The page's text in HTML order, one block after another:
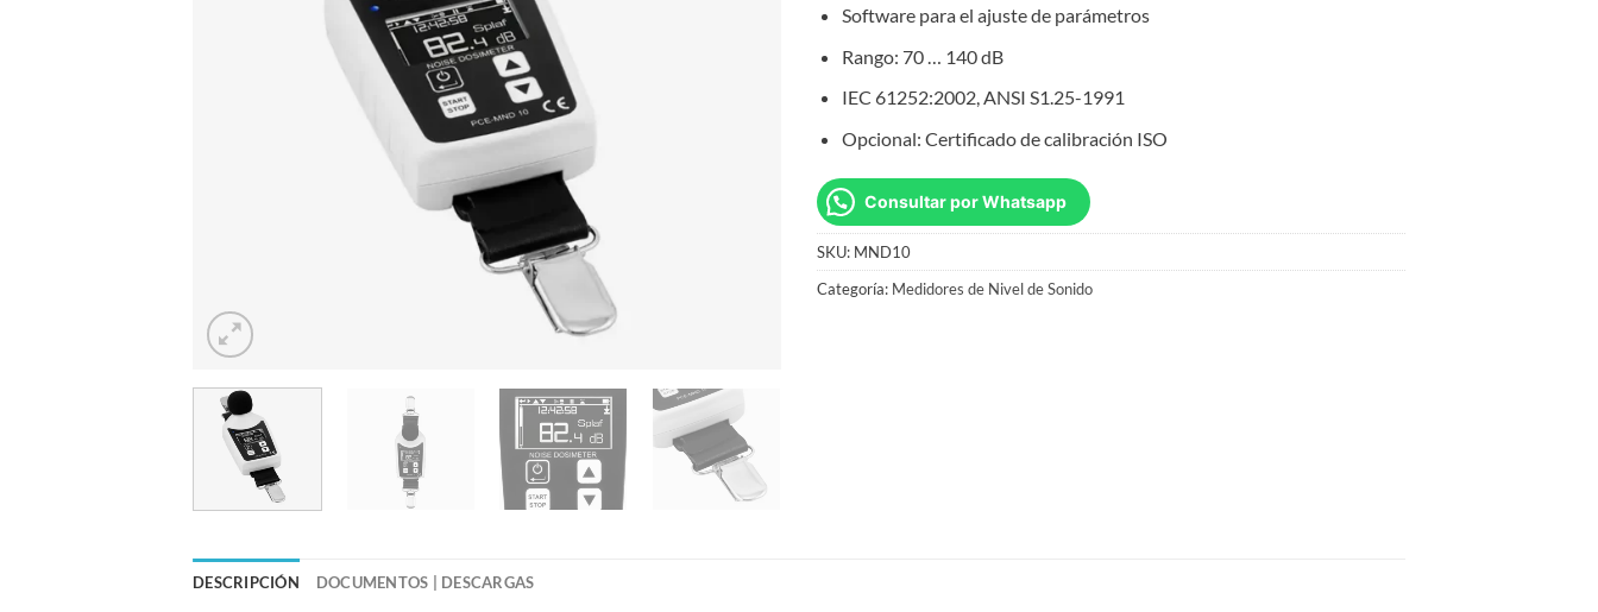
Software para el ajuste de parámetros
Rango: 70 … 140 dB
IEC 61252:2002, ANSI S1.25-1991
Opcional: Certificado de calibración ISO
Consultar por Whatsapp
SKU: MND10
Categoría: Medidores de Nivel de Sonido
DESCRIPCIÓN DOCUMENTOS | DESCARGAS